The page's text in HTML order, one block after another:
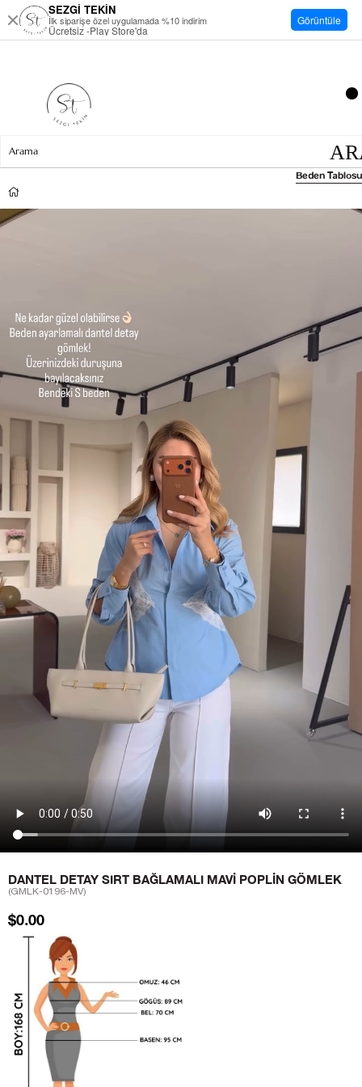
DANTEL DETAY SIRT BAĞLAMALI MAVI POPLIN GÖMLEK
(GMLK-0196-MV)
$0.00
Beden Tablosu
SEZGİ TEKİN
İlk siparişe özel uygulamada %10 indirim
Ücretsiz -Play Store'da
Görüntüle